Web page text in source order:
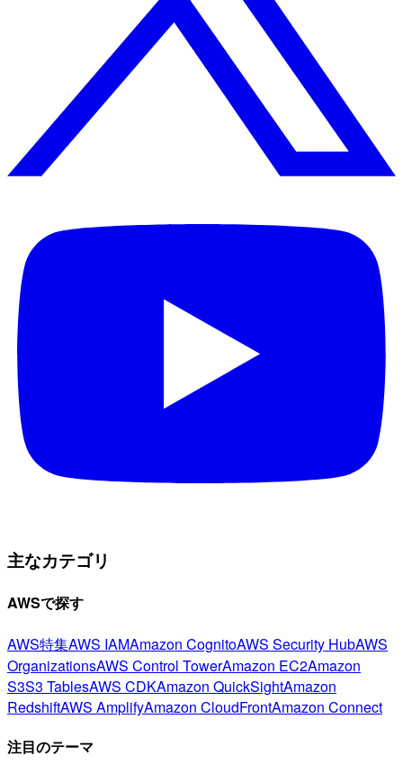
主なカテゴリ
AWSで探す
AWS特集AWS IAMAmazon CognitoAWS Security HubAWS
OrganizationsAWS Control TowerAmazon EC2Amazon
S3S3 TablesAWS CDKAmazon QuickSightAmazon
RedshiftAWS AmplifyAmazon CloudFrontAmazon Connect
注目のテーマ